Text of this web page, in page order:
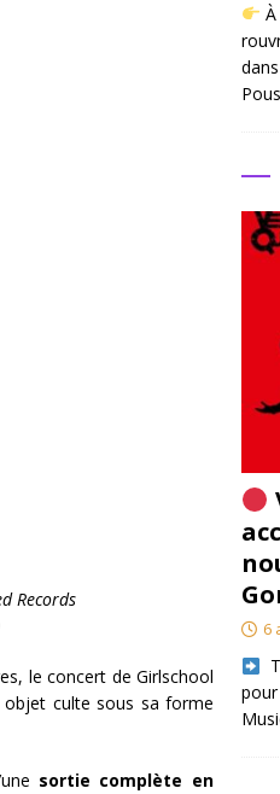
Records
le concert de Girlschool
culte sous sa forme
sortie complète en
6